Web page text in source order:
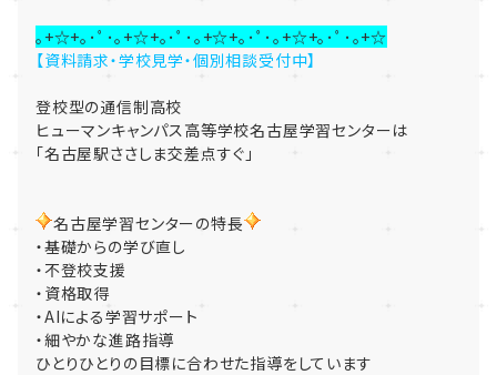
｡+☆+｡･ﾟ･｡+☆+｡･ﾟ･｡+☆+｡･ﾟ･｡+☆+｡･ﾟ･｡+☆
【資料請求・学校見学・個別相談受付中】
登校型の通信制高校
ヒューマンキャンパス高等学校名古屋学習センターは
「名古屋駅ささしま交差点すぐ」
名古屋学習センターの特長
・基礎からの学び直し
・不登校支援
・資格取得
・AIによる学習サポート
・細やかな進路指導
ひとりひとりの目標に合わせた指導をしています